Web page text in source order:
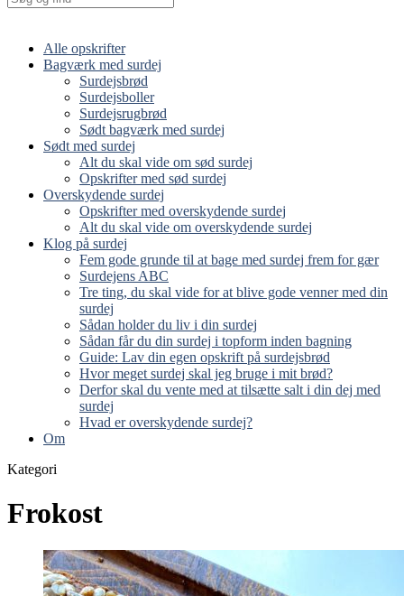
Alle opskrifter
Bagværk med surdej
Surdejsbrød
Surdejsboller
Surdejsrugbrød
Sødt bagværk med surdej
Sødt med surdej
Alt du skal vide om sød surdej
Opskrifter med sød surdej
Overskydende surdej
Opskrifter med overskydende surdej
Alt du skal vide om overskydende surdej
Klog på surdej
Fem gode grunde til at bage med surdej frem for gær
Surdejens ABC
Tre ting, du skal vide for at blive gode venner med din
surdej
Sådan holder du liv i din surdej
Sådan får du din surdej i topform inden bagning
Guide: Lav din egen opskrift på surdejsbrød
Hvor meget surdej skal jeg bruge i mit brød?
Derfor skal du vente med at tilsætte salt i din dej med
surdej
Hvad er overskydende surdej?
Om
Kategori
Frokost